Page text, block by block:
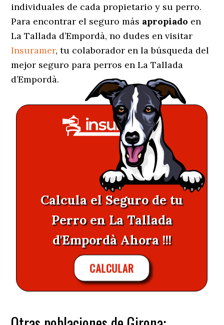
individuales de cada propietario y su perro.
Para encontrar el seguro más apropiado en
La Tallada d’Empordà, no dudes en visitar
Insuramer, tu colaborador en la búsqueda del
mejor seguro para perros en La Tallada
d’Empordà.
Calcula el Seguro de tu
Perro en La Tallada
d'Empordà Ahora !!!
CALCULAR